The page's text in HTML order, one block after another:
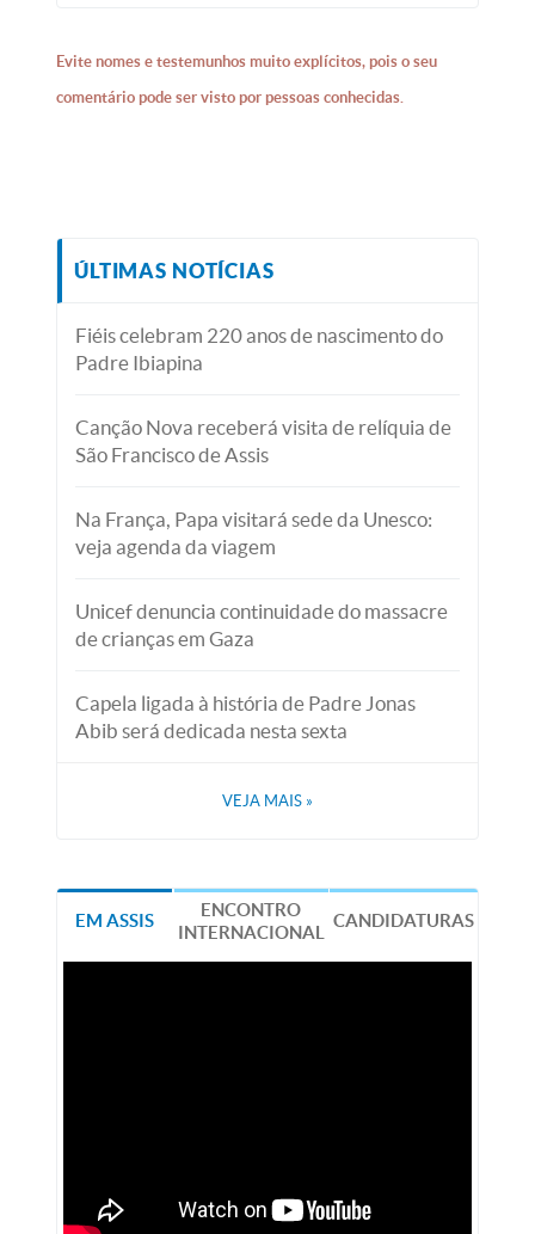
Evite nomes e testemunhos muito explícitos, pois o seu
comentário pode ser visto por pessoas conhecidas.
ÚLTIMAS NOTÍCIAS
Fiéis celebram 220 anos de nascimento do
Padre Ibiapina
Canção Nova receberá visita de relíquia de
São Francisco de Assis
Na França, Papa visitará sede da Unesco:
veja agenda da viagem
Unicef denuncia continuidade do massacre
de crianças em Gaza
Capela ligada à história de Padre Jonas
Abib será dedicada nesta sexta
VEJA MAIS »
EM ASSIS
ENCONTRO
INTERNACIONAL
CANDIDATURAS